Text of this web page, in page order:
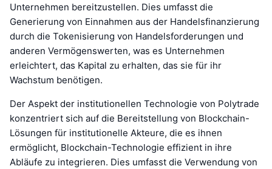
Unternehmen bereitzustellen. Dies umfasst die
Generierung von Einnahmen aus der Handelsfinanzierung
durch die Tokenisierung von Handelsforderungen und
anderen Vermögenswerten, was es Unternehmen
erleichtert, das Kapital zu erhalten, das sie für ihr
Wachstum benötigen.
Der Aspekt der institutionellen Technologie von Polytrade
konzentriert sich auf die Bereitstellung von Blockchain-
Lösungen für institutionelle Akteure, die es ihnen
ermöglicht, Blockchain-Technologie effizient in ihre
Abläufe zu integrieren. Dies umfasst die Verwendung von